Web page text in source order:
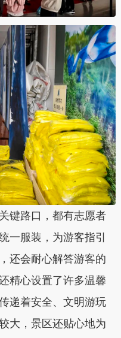
路口，都有志愿者
一服装，为游客指引
还会耐心解答游客的
精心设置了许多温馨
递着安全、文明游玩
大，景区还贴心地为